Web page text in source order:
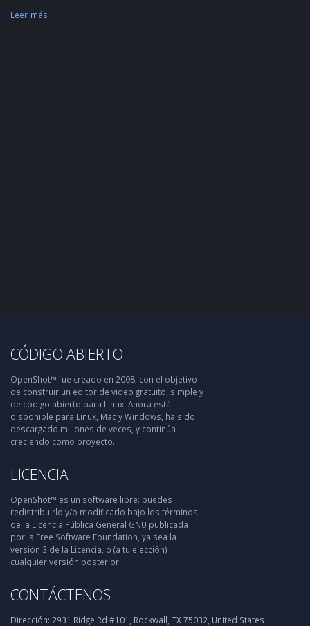
Leer más
CÓDIGO ABIERTO
OpenShot™ fue creado en 2008, con el objetivo
de construir un editor de video gratuito, simple y
de código abierto para Linux. Ahora está
disponible para Linux, Mac y Windows, ha sido
descargado millones de veces, y continúa
creciendo como proyecto.
LICENCIA
OpenShot™ es un software libre: puedes
redistribuirlo y/o modificarlo bajo los términos
de la Licencia Pública General GNU publicada
por la Free Software Foundation, ya sea la
versión 3 de la Licencia, o (a tu elección)
cualquier versión posterior.
CONTÁCTENOS
Dirección: 2931 Ridge Rd #101, Rockwall, TX 75032, United States